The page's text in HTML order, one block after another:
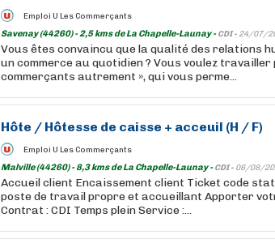
Emploi U Les Commerçants
Savenay (44260) - 2,5 kms de La Chapelle-Launay -CDI - 24/07/
Vous êtes convaincu que la qualité des relations
un commerce au quotidien ? Vous voulez
commerçants autrement », qui vous perme...
Hôte / Hôtesse de caisse + acceuil (H / F)
Emploi U Les Commerçants
Malville (44260) - 8,3 kms de La Chapelle-Launay -CDI - 06/08/
Accueil client Encaissement client Ticket code
poste de travail propre et accueillant Apporter
Contrat : CDI Temps plein Service :...